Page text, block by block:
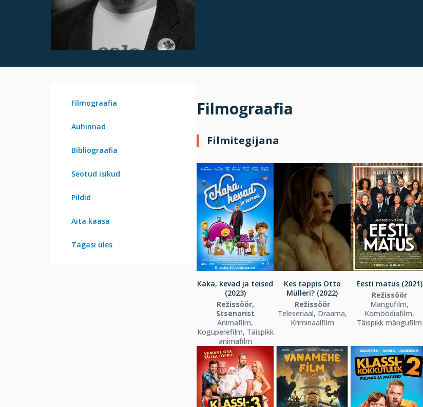
Filmograafia
Auhinnad
Bibliograafia
Seotud isikud
Pildid
Aita kaasa
Tagasi üles
Filmograafia
Filmitegijana
Kaka, kevad ja teised
(2023)
Režissöör,
Stsenarist
Animafilm,
Koguperefilm, Täispikk
animafilm
Kes tappis Otto
Mülleri? (2022)
Režissöör
Teleseriaal, Draama,
Kriminaalfilm
Eesti matus (2021)
Režissöör
Mängufilm,
Komöödiafilm,
Täispikk mängufilm